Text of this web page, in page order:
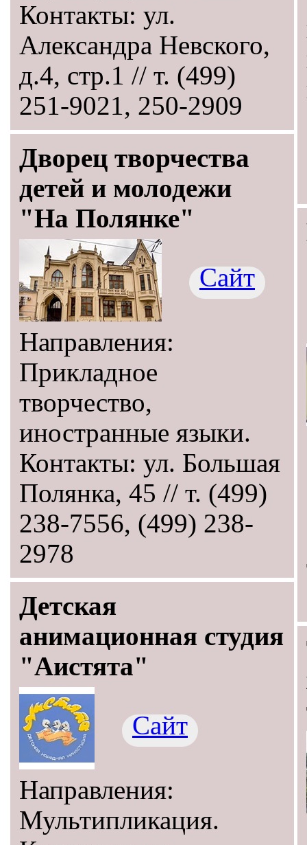
Контакты: ул.
Александра Невского,
д.4, стр.1 // т. (499)
251-9021, 250-2909
Дворец творчества
детей и молодежи
"На Полянке"
Сайт
Направления:
Прикладное
творчество,
иностранные языки.
Контакты: ул. Большая
Полянка, 45 // т. (499)
238-7556, (499) 238-
2978
Детская
анимационная студия
"Аистята"
Сайт
Направления:
Мультипликация.